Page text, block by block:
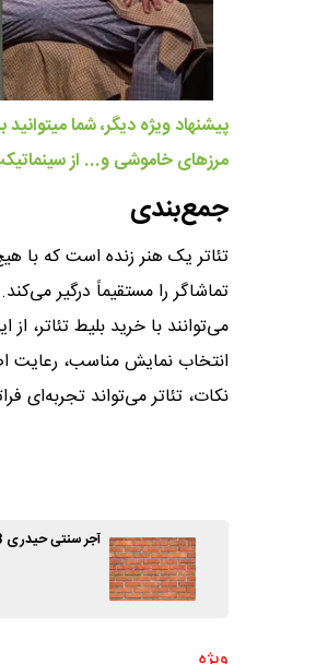
پیشنهاد ویژه دیگر، شما
مرزهای خاموشی و... از
جمع‌بندی
تئاتر یک هنر زنده است که با
تماشاگر را مستقیماً درگیر
می‌توانند با خرید بلیط تئاتر،
انتخاب نمایش مناسب، رعایت
نکات، تئاتر می‌تواند تجربه‌ای
آجر سنتی حیدری 3 نسل در کنار ایرانیان